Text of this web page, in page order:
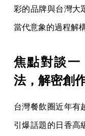
彩的品牌與台灣大
當代意象的過程解構
焦點對談一
法，解密創
台灣餐飲圈近年有
引爆話題的日香高